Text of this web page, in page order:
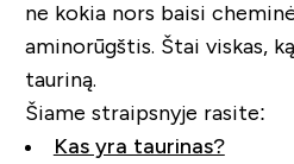
ne kokia nors baisi
aminorūgštis. Štai viskas,
tauriną.
Šiame straipsnyje rasite:
Kas yra taurinas?